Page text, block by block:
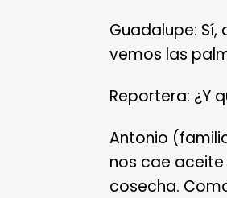
Guadalupe:
vemos las
Reportera: ¿Y
Antonio
nos cae
cosecha.